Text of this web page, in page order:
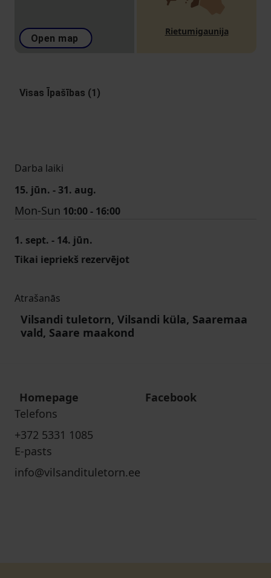
Open map
Rietumigaunija
Visas Īpašības (1)
Darba laiki
15. jūn. - 31. aug.
Mon-Sun 10:00 - 16:00
1. sept. - 14. jūn.
Tikai iepriekš rezervējot
Atrašanās
Vilsandi tuletorn, Vilsandi küla, Saaremaa
vald, Saare maakond
Homepage
Facebook
Telefons
+372 5331 1085
E-pasts
info@vilsandituletorn.ee